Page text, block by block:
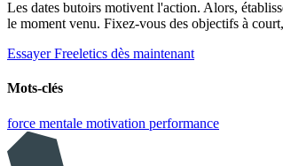
Les dates butoirs motivent l'action. Alors,
le moment venu. Fixez-vous des objectifs à
Essayer Freeletics dès maintenant
Mots-clés
force mentale motivation performance